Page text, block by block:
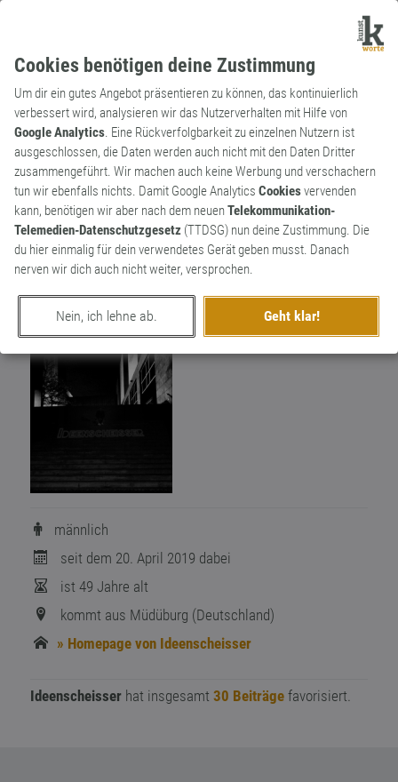
Cookies benötigen deine Zustimmung
Um dir ein gutes Angebot präsentieren zu können, das kontinuierlich
verbessert wird, analysieren wir das Nutzerverhalten mit Hilfe von
Google Analytics. Eine Rückverfolgbarkeit zu einzelnen Nutzern ist
ausgeschlossen, die Daten werden auch nicht mit den Daten Dritter
zusammengeführt. Wir machen auch keine Werbung und verschachern
tun wir ebenfalls nichts. Damit Google Analytics Cookiesvervenden
kann, benötigen wir aber nach dem neuenTelekommunikation-
Telemedien-Datenschutzgesetz (TTDSG) nun deine Zustimmung. Die
du hier einmalig für dein verwendetes Gerät geben musst. Danach
nerven wir dich auch nicht weiter, versprochen.
Nein, ich lehne ab. Geht klar!
Wortkünstler
Ideenscheisser
Wenn ein Mensch ausspricht was
1000sende vor ihm nicht einmal gedacht
hätten könnte es Kunst sein. Wenn das
es einen Sinn.
6
11
männlich
seit dem 20. April 2019 dabei
ist 49 Jahre alt
kommt aus Müdüburg (Deutschland)
» Homepage von Ideenscheisser
Ideenscheisserhat insgesamt 30 Beiträgefavorisiert.